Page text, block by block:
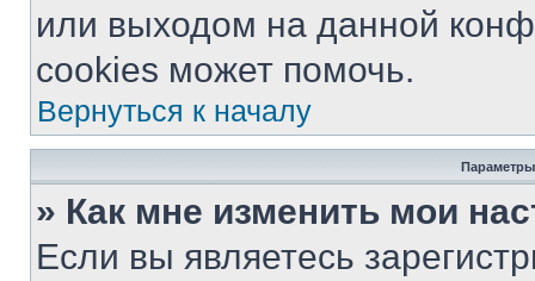
или выходом на данной
cookies может помочь.
Вернуться к началу
Параметры
» Как мне изменить мои
Если вы являетесь